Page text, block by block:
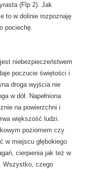
(Flp 2). Jak
to w dolinie rozpoznaję
pociechę.
niebezpieczeństwem
poczucie świętości i
droga wyjścia nie
w dół. Napełniona
na powierzchni i
większość ludzi.
poziomem czy
w miejscu głębokiego
cierpienia jak też w
Wszystko, czego